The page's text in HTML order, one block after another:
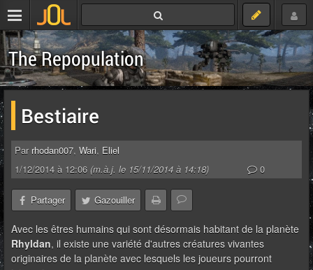
The Repopulation
Bestiaire
Par rhodan007, Wari, Eliel
1/12/2014 à 12:06 (m.à.j. le 15/11/2014 à 14:18) 0
Partager Gazouiller
Avec les êtres humains qui sont désormais habitant de la planète
Rhyldan, il existe une variété d'autres créatures vivantes
originaires de la planète avec lesquels les joueurs pourront